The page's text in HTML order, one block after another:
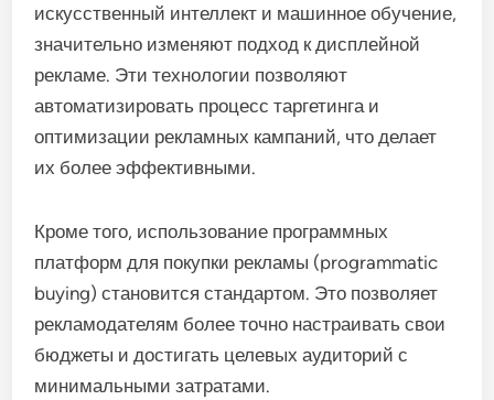
искусственный интеллект и машинное обучение,
значительно изменяют подход к дисплейной
рекламе. Эти технологии позволяют
автоматизировать процесс таргетинга и
оптимизации рекламных кампаний, что делает
их более эффективными.
Кроме того, использование программных
платформ для покупки рекламы (programmatic
buying) становится стандартом. Это позволяет
рекламодателям более точно настраивать свои
бюджеты и достигать целевых аудиторий с
минимальными затратами.